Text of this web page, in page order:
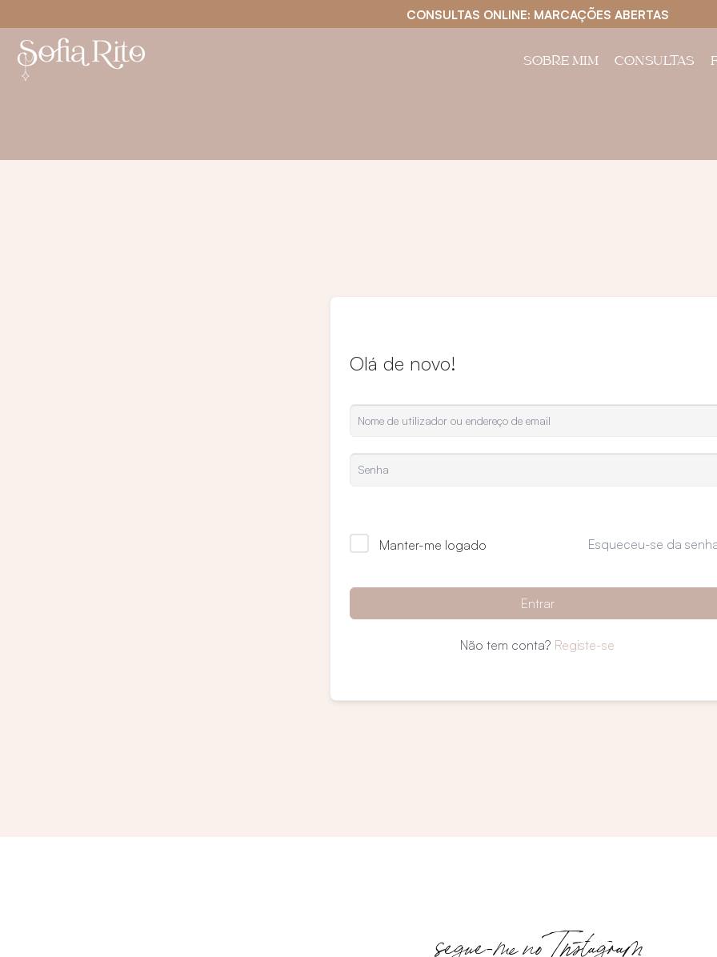
CONSULTAS ONLINE: MARCAÇÕES ABERTAS
SOBRE MIM CONSULTAS
Olá de novo!
Manter-me logado Esqueceu-se da
Entrar
Não tem conta? Registe-se